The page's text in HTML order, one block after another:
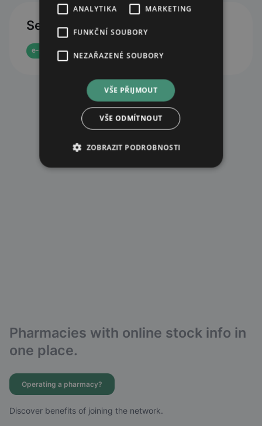
Services
e-prescription reservation e-shop
Pharmacies with online stock info in
one place.
Operating a pharmacy?
Discover benefits of joining the network.
ANALYTIKA MARKETING
FUNKČNÍ SOUBORY
NEZAŘAZENÉ SOUBORY
VŠE PŘIJMOUT
VŠE ODMÍTNOUT
ZOBRAZIT PODROBNOSTI